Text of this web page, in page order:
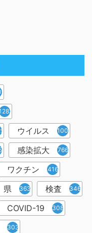
ウイルス 1001
感染拡大 766
ワクチン 416
県 363 検査 346
COVID-19 308
303